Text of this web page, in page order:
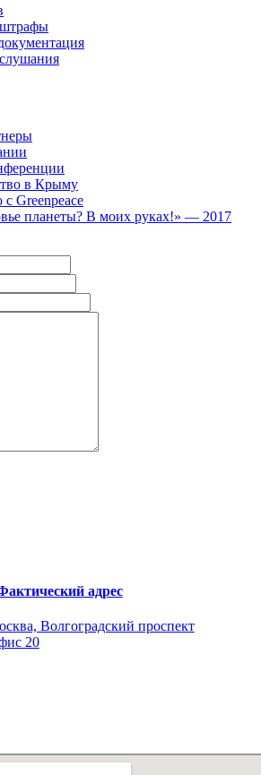
штрафы
в Крыму
Greenpeace
планеты? В моих руках!» — 2017
адрес
Волгоградский проспект
20